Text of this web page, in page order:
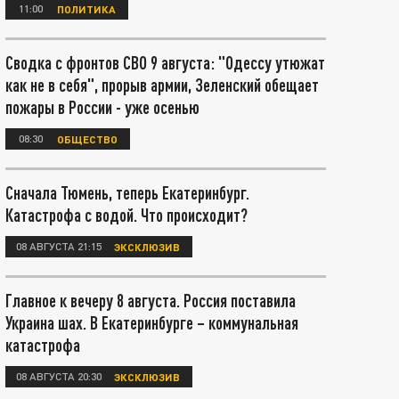
11:00 ПОЛИТИКА
Сводка с фронтов СВО 9 августа: "Одессу утюжат
как не в себя", прорыв армии, Зеленский обещает
пожары в России - уже осенью
08:30 ОБЩЕСТВО
Сначала Тюмень, теперь Екатеринбург.
Катастрофа с водой. Что происходит?
08 АВГУСТА 21:15 ЭКСКЛЮЗИВ
Главное к вечеру 8 августа. Россия поставила
Украина шах. В Екатеринбурге – коммунальная
катастрофа
08 АВГУСТА 20:30 ЭКСКЛЮЗИВ